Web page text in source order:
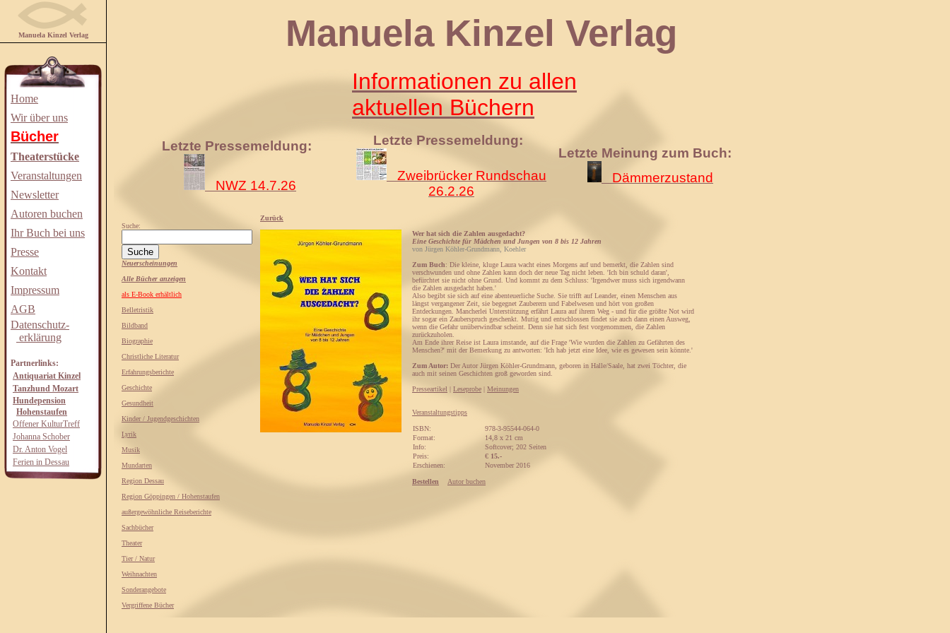
Manuela Kinzel Verlag
Home
Wir über uns
Bücher
Theaterstücke
Veranstaltungen
Newsletter
Autoren buchen
Ihr Buch bei uns
Presse
Kontakt
Impressum
AGB
Datenschutz-
erklärung
Partnerlinks:
Antiquariat Kinzel
Tanzhund Mozart
Hundepension
Hohenstaufen
Offener KulturTreff
Johanna Schober
Dr. Anton Vogel
Ferien in Dessau
Manuela Kinzel Verlag
Informationen zu allen
aktuellen Büchern
Letzte Pressemeldung:
NWZ 14.7.26
Letzte Pressemeldung:
Zweibrücker Rundschau
26.2.26
Letzte Meinung zum Buch:
Dämmerzustand
Suche:
Neuerscheinungen
Alle Bücher anzeigen
als E-Book erhältlich
Belletristik
Bildband
Biographie
Christliche Literatur
Erfahrungsberichte
Geschichte
Gesundheit
Kinder / Jugendgeschichten
Lyrik
Musik
Mundarten
Region Dessau
Region Göppingen / Hohenstaufen
außergewöhnliche Reiseberichte
Sachbücher
Theater
Tier / Natur
Weihnachten
Sonderangebote
Vergriffene Bücher
Zurück
Wer hat sich die Zahlen ausgedacht?
Eine Geschichte für Mädchen und Jungen von 8 bis 12 Jahren
von Jürgen Köhler-Grundmann, Koehler
Zum Buch: Die kleine, kluge Laura wacht eines Morgens auf und bemerkt, die Zahlen sind
verschwunden und ohne Zahlen kann doch der neue Tag nicht leben. 'Ich bin schuld daran',
befürchtet sie nicht ohne Grund. Und kommt zu dem Schluss: 'Irgendwer muss sich irgendwann
die Zahlen ausgedacht haben.'
Also begibt sie sich auf eine abenteuerliche Suche. Sie trifft auf Leander, einen Menschen aus
längst vergangener Zeit, sie begegnet Zauberern und Fabelwesen und hört von großen
Entdeckungen. Mancherlei Unterstützung erfährt Laura auf ihrem Weg - und für die größte Not wird
ihr sogar ein Zauberspruch geschenkt. Mutig und entschlossen findet sie auch dann einen Ausweg,
wenn die Gefahr unüberwindbar scheint. Denn sie hat sich fest vorgenommen, die Zahlen
zurückzuholen.
Am Ende ihrer Reise ist Laura imstande, auf die Frage 'Wie wurden die Zahlen zu Gefährten des
Menschen?' mit der Bemerkung zu antworten: 'Ich hab jetzt eine Idee, wie es gewesen sein könnte.'
Zum Autor: Der Autor Jürgen Köhler-Grundmann, geboren in Halle/Saale, hat zwei Töchter, die
auch mit seinen Geschichten groß geworden sind.
Presseartikel | Leseprobe | Meinungen
Veranstaltungstipps
ISBN:
978-3-95544-064-0
Format:
14,8 x 21 cm
Info:
Softcover; 202 Seiten
Preis:
€ 15.-
Erschienen:
November 2016
Bestellen Autor buchen